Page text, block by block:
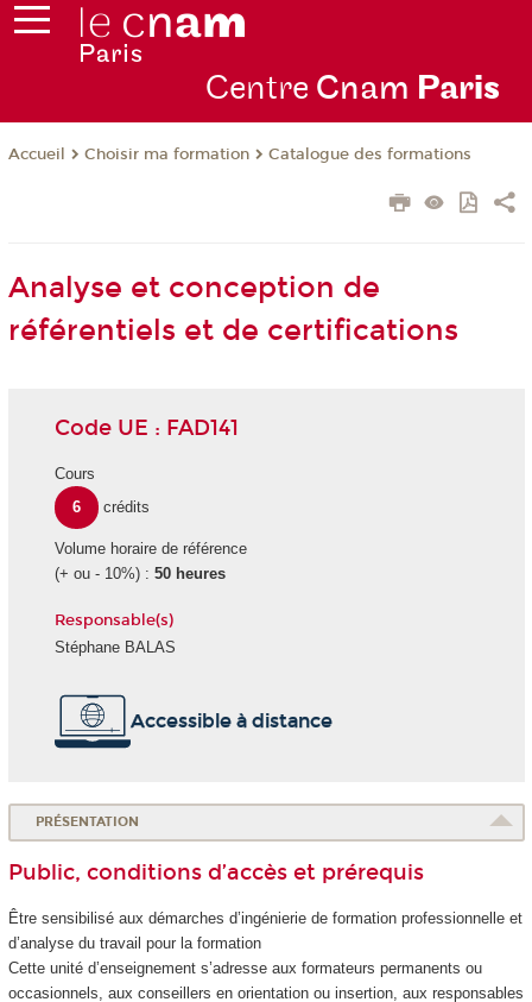
Centre Cnam Paris
Accueil Choisir ma formation Catalogue des formations
Analyse et conception de
référentiels et de certifications
Code UE : FAD141
Cours
6
crédits
Volume horaire de référence
(+ ou - 10%) : 50 heures
Responsable(s)
Stéphane BALAS
Accessible à distance
PRÉSENTATION
Public, conditions d’accès et prérequis
Être sensibilisé aux démarches d’ingénierie de formation professionnelle et
d’analyse du travail pour la formation
Cette unité d’enseignement s’adresse aux formateurs permanents ou
occasionnels, aux conseillers en orientation ou insertion, aux responsables